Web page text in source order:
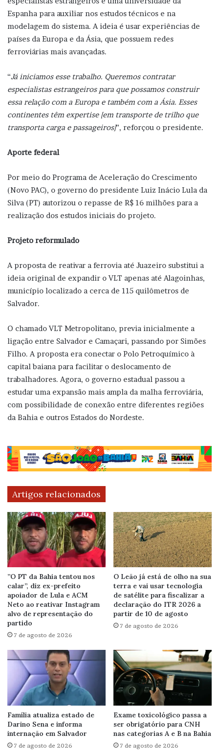
Espanha para auxiliar nos estudos técnicos e na
modelagem do sistema. A ideia é usar experiências de
países da Europa e da Ásia, que possuem redes
ferroviárias mais avançadas.
“Já iniciamos esse trabalho. Queremos contratar
especialistas estrangeiros para que possamos construir
essa relação com a Europa e também com a Ásia. Esses
continentes têm expertise [em transporte de trilho que
transporta carga e passageiros]”, reforçou o presidente.
Aporte federal
Por meio do Programa de Aceleração do Crescimento
(Novo PAC), o governo do presidente Luiz Inácio Lula da
Silva (PT) autorizou o repasse de R$ 16 milhões para a
realização dos estudos iniciais do projeto.
Projeto reformulado
A proposta de reativar a ferrovia até Juazeiro substitui a
ideia original de expandir o VLT apenas até Alagoinhas,
município localizado a cerca de 115 quilômetros de
Salvador.
O chamado VLT Metropolitano, previa inicialmente a
ligação entre Salvador e Camaçari, passando por Simões
Filho. A proposta era conectar o Polo Petroquímico à
capital baiana para facilitar o deslocamento de
trabalhadores. Agora, o governo estadual passou a
estudar uma expansão mais ampla da malha ferroviária,
com possibilidade de conexão entre diferentes regiões
da Bahia e outros Estados do Nordeste.
Artigos relacionados
”O PT da Bahia tentou nos
calar”, diz ex-prefeito
apoiador de Lula e ACM
Neto ao reativar Instagram
alvo de representação do
partido
7 de agosto de 2026
O Leão já está de olho na sua
terra e vai usar tecnologia
de satélite para fiscalizar a
declaração do ITR 2026 a
partir de 10 de agosto
7 de agosto de 2026
Família atualiza estado de
Darino Sena e informa
internação em Salvador
7 de agosto de 2026
Exame toxicológico passa a
ser obrigatório para CNH
nas categorias A e B na Bahia
7 de agosto de 2026